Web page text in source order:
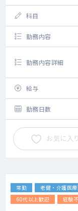
科目
勤務内容
勤務内容詳細
給与
勤務日数
お気に入り
常勤 老健・介護医
60代以上歓迎
経験